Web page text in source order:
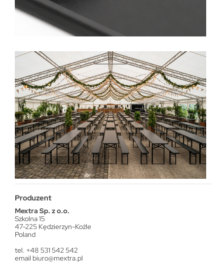
Produzent
Mextra Sp. z o.o.
Szkolna 15
47-225 Kędzierzyn-Koźle
Poland
tel. +48 531 542 542
email biuro@mextra.pl